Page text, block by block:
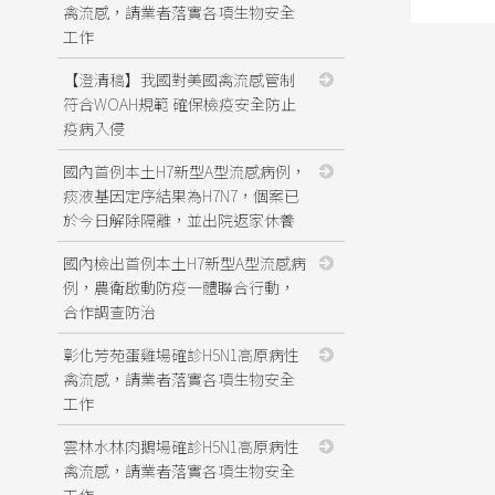
禽流感，請業者落實各項生物安全
工作
【澄清稿】我國對美國禽流感管制
符合WOAH規範 確保檢疫安全防止
疫病入侵
國內首例本土H7新型A型流感病例，
痰液基因定序結果為H7N7，個案已
於今日解除隔離，並出院返家休養
國內檢出首例本土H7新型A型流感病
例，農衛啟動防疫一體聯合行動，
合作調查防治
彰化芳苑蛋雞場確診H5N1高原病性
禽流感，請業者落實各項生物安全
工作
雲林水林肉鵝場確診H5N1高原病性
禽流感，請業者落實各項生物安全